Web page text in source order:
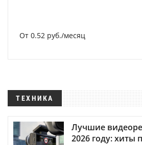
От 0.52 руб./месяц
ТЕХНИКА
Лучшие
2026 году: хиты